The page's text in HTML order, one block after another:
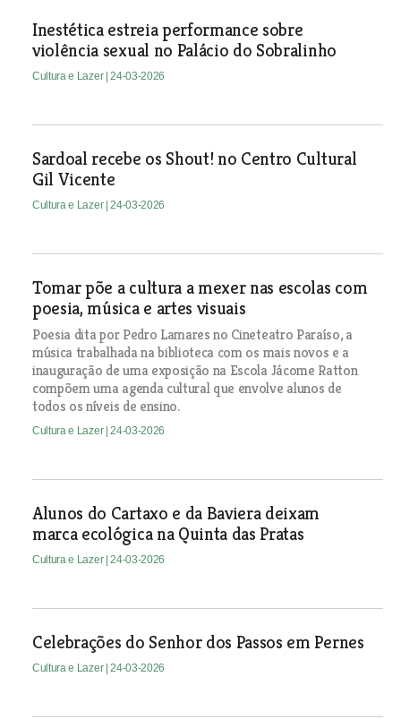
Inestética estreia performance sobre
violência sexual no Palácio do Sobralinho
Cultura e Lazer | 24-03-2026
Sardoal recebe os Shout! no Centro Cultural
Gil Vicente
Cultura e Lazer | 24-03-2026
Tomar põe a cultura a mexer nas escolas com
poesia, música e artes visuais
Poesia dita por Pedro Lamares no Cineteatro Paraíso, a
música trabalhada na biblioteca com os mais novos e a
inauguração de uma exposição na Escola Jácome Ratton
compõem uma agenda cultural que envolve alunos de
todos os níveis de ensino.
Cultura e Lazer | 24-03-2026
Alunos do Cartaxo e da Baviera deixam
marca ecológica na Quinta das Pratas
Cultura e Lazer | 24-03-2026
Celebrações do Senhor dos Passos em Pernes
Cultura e Lazer | 24-03-2026